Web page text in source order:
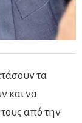
τα
και να
από την